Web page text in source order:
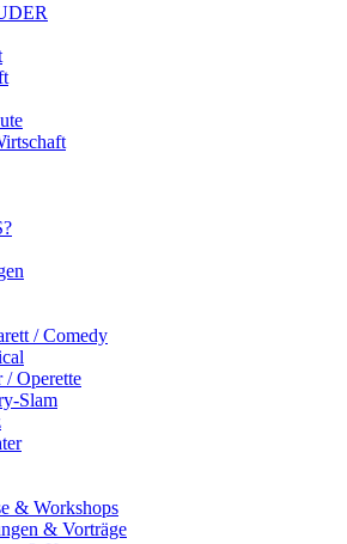
/ Comedy
/ Operette
Slam
& Workshops
& Vorträge